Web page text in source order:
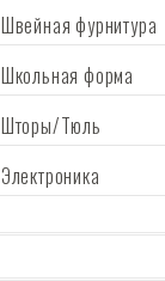
Швейная фурнитура
Школьная форма
Шторы/Тюль
Электроника